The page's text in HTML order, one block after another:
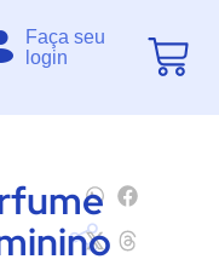
Faça seu
login